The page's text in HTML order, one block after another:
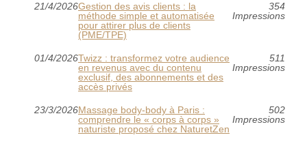
21/4/2026Gestion des avis clients : la
méthode simple et automatisée
pour attirer plus de clients
(PME/TPE)
354
Impressions
01/4/2026Twizz : transformez votre audience
en revenus avec du contenu
exclusif, des abonnements et des
accès privés
511
Impressions
23/3/2026Massage body‑body à Paris :
comprendre le « corps à corps »
naturiste proposé chez NaturetZen
502
Impressions